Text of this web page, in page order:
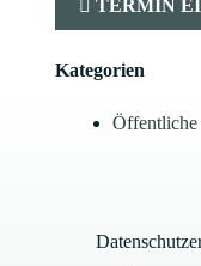
TERMIN
Kategorien
Öffentliche